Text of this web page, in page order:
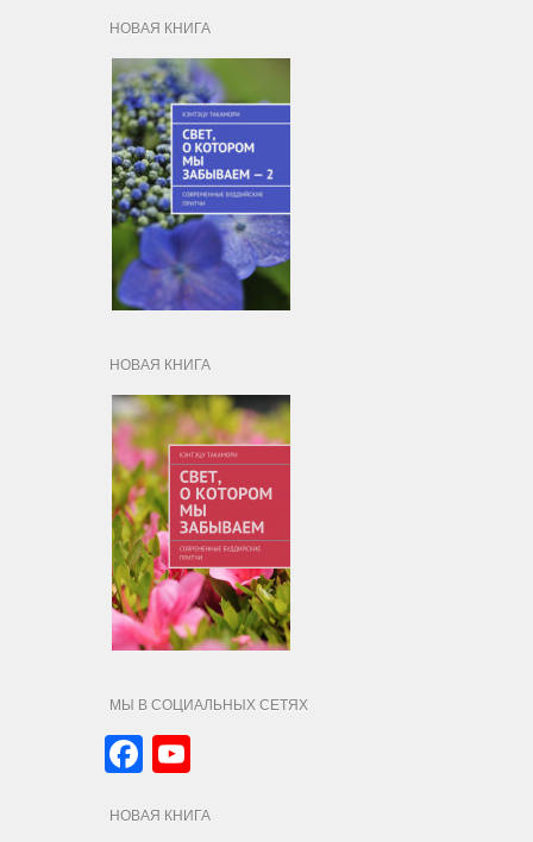
НОВАЯ КНИГА
НОВАЯ КНИГА
МЫ В СОЦИАЛЬНЫХ СЕТЯХ
Facebook
НОВАЯ КНИГА